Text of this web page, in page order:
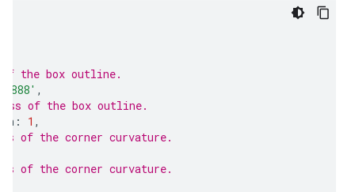
the box outline.
,
of the box outline.
: 1 ,
of the corner curvature.
of the corner curvature.